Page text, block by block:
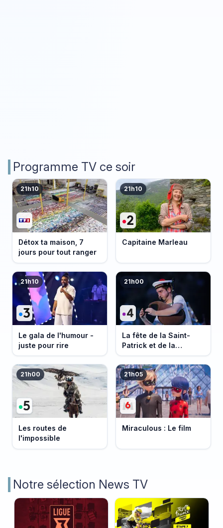
Programme TV ce soir
21h10
Détox ta maison, 7
jours pour tout ranger
21h10
Capitaine Marleau
21h10
Le gala de l'humour -
juste pour rire
21h00
La fête de la Saint-
Patrick et de la
Bretagne
21h00
Les routes de
l'impossible
21h05
Miraculous : Le film
Notre sélection News TV